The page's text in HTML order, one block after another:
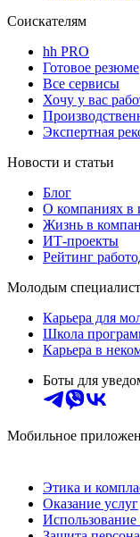
Соискателям
hh PRO
Готовое резюме
Все сервисы
Хочу у вас
Экспертная
Новости и статьи
Блог
О компаниях в
Жизнь в
ИТ-проекты
Рейтинг
Молодым
Карьера для
Школа
Карьера в
Боты для
Мобильное
Этика и
Оказание услуг
Использование